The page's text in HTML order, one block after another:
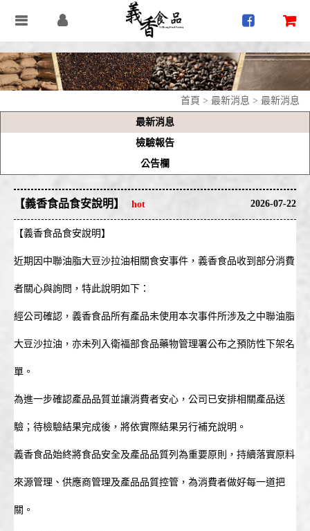
首頁 > 最新消息 > 最新消息
最新消息
檢驗報告
公告欄
【義香食品食安說明】 2026-07-22
【義香食品食安說明】
近期因中聯油脂大豆沙拉油相關食安事件，義香食品收到部分消費
者關心與詢問，特此說明如下：
經公司確認，義香食品所有產品未使用本次事件所涉及之中聯油脂
大豆沙拉油，亦未列入衛福部食品藥物管理署公布之預防性下架名
單。
為進一步確認產品品質並讓消費者安心，公司已安排相關產品送
驗；待檢驗結果完成後，將依實際結果另行補充說明。
義香食品始終將食品安全及產品品質列為重要原則，持續落實原料
來源管理、供應商管理及產品品質控管，為消費者做好每一道把
關。